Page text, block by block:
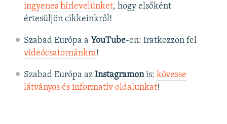
ingyenes hírlevelünket, hogy elsőként
értesüljön cikkeinkről!
Szabad Európa a YouTube-on: iratkozzon fel
videócsatornánkra!
Szabad Európa az Instagramonis: kövesse
látványos és informatív oldalunkat! ​